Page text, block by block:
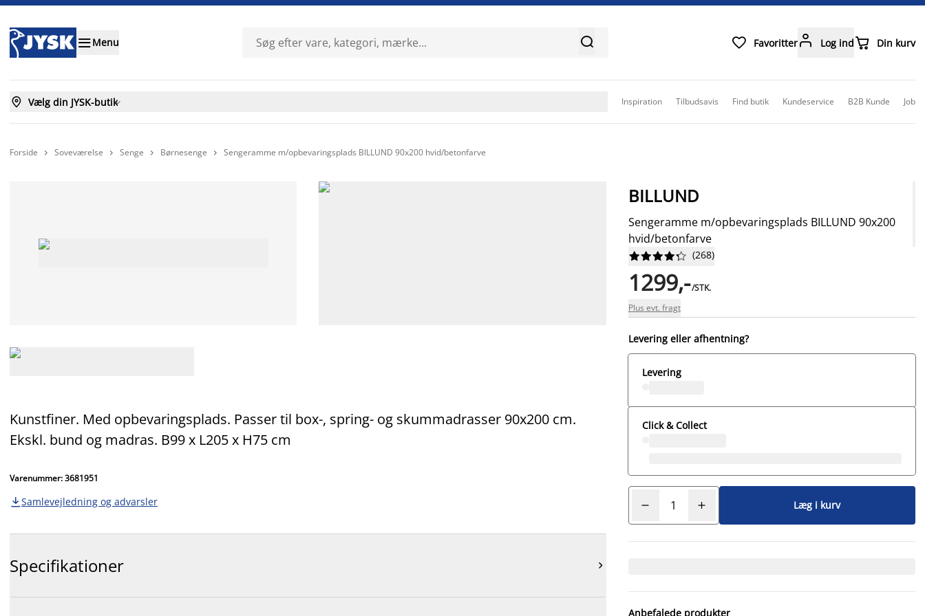
Menu   Favoritter Log ind Din kurv
 Vælg din JYSK-butik Inspiration Tilbudsavis Find butik Kundeservice B2B Kunde Job
Forside  Soveværelse  Senge  Børnesenge  Sengeramme m/opbevaringsplads BILLUND 90x200 hvid/betonfarve
Kunstfiner. Med opbevaringsplads. Passer til box-, spring- og skummadrasser 90x200 cm.
Ekskl. bund og madras. B99 x L205 x H75 cm
Varenummer: 3681951
 Samlevejledning og advarsler
Specifikationer 
BILLUND
Sengeramme m/opbevaringsplads BILLUND 90x200
hvid/betonfarve





 (268)
1299,-/STK.
Plus evt. fragt
Levering eller afhentning?
Levering
Click & Collect
Læg i kurv
Anbefalede produkter